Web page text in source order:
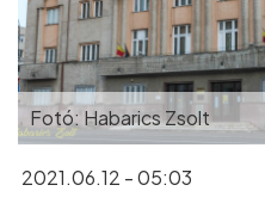
Fotó: Habarics Zsolt
2021.06.12 - 05:03